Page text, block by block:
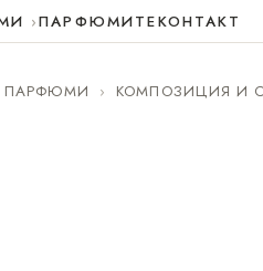
ПАРФЮМИТЕКОНТАКТ
ПАРФЮМИ › КОМПОЗИЦИЯ И